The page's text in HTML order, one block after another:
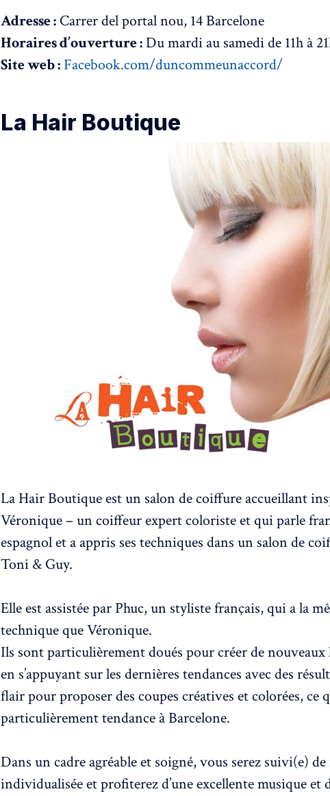
Adresse : Carrer del portal nou, 14 Barcelone
Horaires d’ouverture :Du mardi au samedi de 11h à
Site web : Facebook.com/duncommeunaccord/
La Hair Boutique
La Hair Boutique est un salon de coiffure accueillant
Véronique – un coiffeur expert coloriste et qui parle
espagnol et a appris ses techniques dans un salon de
Toni & Guy.
Elle est assistée par Phuc, un styliste français, qui a la
technique que Véronique.
Ils sont particulièrement doués pour créer de nouveaux
en s’appuyant sur les dernières tendances avec des
flair pour proposer des coupes créatives et colorées, ce
particulièrement tendance à Barcelone.
Dans un cadre agréable et soigné, vous serez suivi(e)
individualisée et profiterez d’une excellente musique et